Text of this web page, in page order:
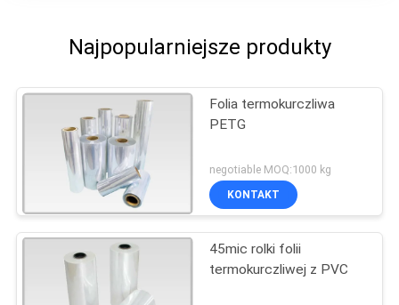
Najpopularniejsze produkty
Folia termokurczliwa
PETG
negotiable MOQ:1000 kg
KONTAKT
45mic rolki folii
termokurczliwej z PVC